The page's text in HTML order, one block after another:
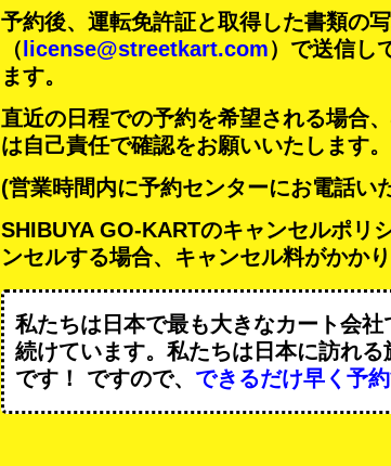
予約後、運転免許証と取得した書類の
（ license@streetkart.com）で送信し
ます。
直近の日程での予約を希望される場合
は自己責任で確認をお願いいたします。
(営業時間内に予約センターにお電話い
SHIBUYA GO-KARTのキャンセルポリ
ンセルする場合、キャンセル料がかかり
私たちは日本で最も大きなカート会社
続けています。私たちは日本に訪れる
です！ ですので、 できるだけ早く予